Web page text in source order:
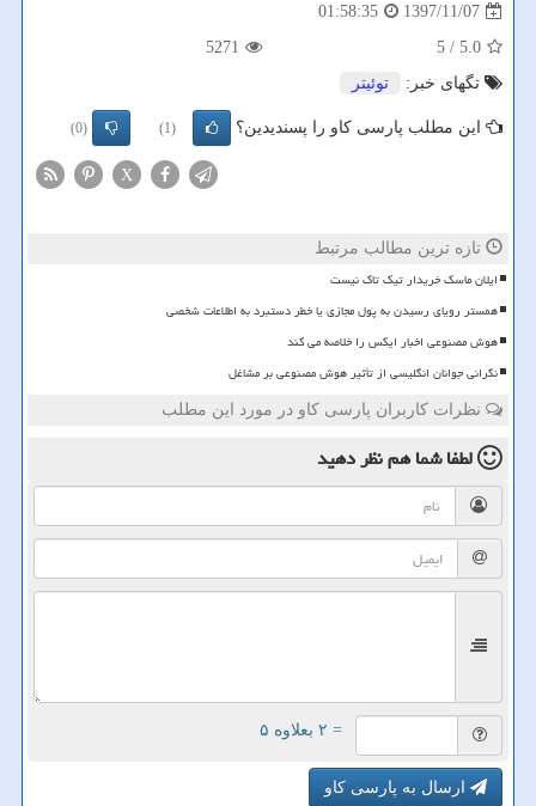
1397/11/07
01:58:35
5.0
/ 5
5271
تگهای خبر:
توئیتر
این مطلب پارسی کاو را پسندیدین؟ (1)
(0)
X
تازه ترین مطالب مرتبط
ایلان ماسک خریدار تیک تاک نیست
همستر رویای رسیدن به پول مجازی یا خطر دستبرد به اطلاعات شخصی
هوش مصنوعی اخبار ایکس را خلاصه می کند
نگرانی جوانان انگلیسی از تأثیر هوش مصنوعی بر مشاغل
نظرات کاربران پارسی کاو در مورد این مطلب
لطفا شما همنظر دهید
= ۲ بعلاوه ۵
ارسال به پارسی کاو